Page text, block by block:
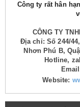
Công ty rất hân
CÔNG TY
Địa chỉ: Số 244/
Nhơn Phú B,
Hotline,
Website: